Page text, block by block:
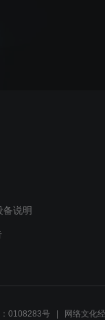
备说明
0108283号 网络文化